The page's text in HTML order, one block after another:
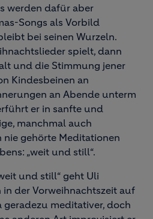
werden dafür aber
Songs als Vorbild
bei seinen Wurzeln.
spielt, dann
und die Stimmung jener
Kindesbeinen an
an Abende unterm
er in sanfte und
manchmal auch
gehörte Meditationen
„weit und still“.
und still“ geht Uli
der Vorweihnachtszeit auf
geradezu meditativer, doch